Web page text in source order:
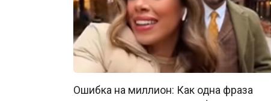
Ошибка на миллион: Как одна фраза